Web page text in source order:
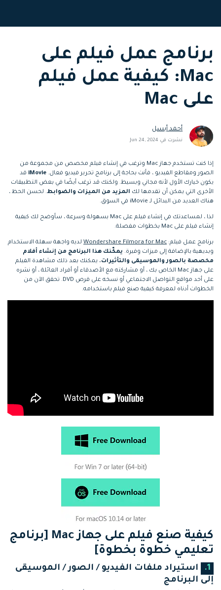
رؤى التحرير
الفيديو
إنشاء تأثيرات خاصة
اكتشف كيفية إنشاء تأثيرات خاصة
تابع Filmora على:
Blog
برنامج عمل فيلم على
Mac: كيفية عمل فيلم
على Mac
أحمد أبسل
نشرت في Jun 24, 2024
إذا كنت تستخدم جهاز Mac وترغب في إنشاء فيلم مخصص من مجموعة من
الصور ومقاطع الفيديو ، فأنت بحاجة إلى برنامج تحرير فيديو فعال. iMovie قد
يكون خيارك الأول لأنه مجاني وبسيط. ولكنك قد ترغب أيضًا في بعض التطبيقات
الأخرى التي يمكن أن تقدمها لك المزيد من الميزات والضوابط. لحسن الحظ ،
هناك العديد من البدائل لـ iMovie في السوق.
لذا ، لمساعدتك في إنشاء فيلم على Mac بسهولة وسرعة ، سأوضح لك كيفية
إنشاء فيلم على Mac بخطوات مفصلة.
برنامج عمل فيلم: Wondershare Filmora for Mac لديه واجهة سهلة الاستخدام
وبديهية بالإضافة إلى ميزات وفيرة. يمكّنك هذا البرنامج من إنشاء أفلام
مخصصة بالصور والموسيقى والتأثيرات. يمكنك بعد ذلك مشاهدة الفيلم
على جهاز Mac الخاص بك ، أو مشاركته مع الأصدقاء أو أفراد العائلة ، أو نشره
على أحد مواقع التواصل الاجتماعي أو نسخه على قرص DVD. تحقق الآن من
الخطوات أدناه لمعرفة كيفية صنع فيلم باستخدامه.
كيفية صنع فيلم على جهاز Mac [برنامج
تعليمي خطوة بخطوة]
1.
استيراد ملفات الفيديو / الصور / الموسيقى
إلى البرنامج